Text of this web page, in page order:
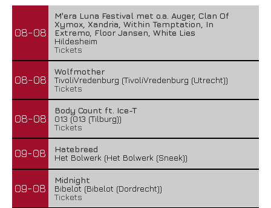
08-08
M'era Luna Festival met o.a. Auger, Clan Of
Xymox, Xandria, Within Temptation, In
Extremo, Floor Jansen, White Lies
Hildesheim
Tickets
08-08
Wolfmother
TivoliVredenburg (TivoliVredenburg (Utrecht))
Tickets
08-08
Body Count ft. Ice-T
013 (013 (Tilburg))
Tickets
09-08
Hatebreed
Het Bolwerk (Het Bolwerk (Sneek))
09-08
Midnight
Bibelot (Bibelot (Dordrecht))
Tickets